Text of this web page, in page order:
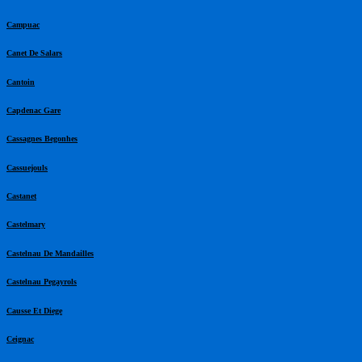
Campuac
Canet De Salars
Cantoin
Capdenac Gare
Cassagnes Begonhes
Cassuejouls
Castanet
Castelmary
Castelnau De Mandailles
Castelnau Pegayrols
Causse Et Diege
Ceignac